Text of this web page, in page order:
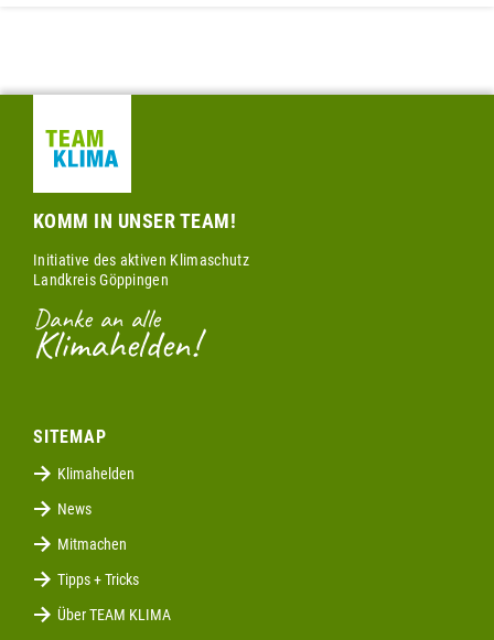
KOMM IN UNSER TEAM!
Initiative des aktiven Klimaschutz
Landkreis Göppingen
Danke an alle
Klimahelden!
SITEMAP
Klimahelden
News
Mitmachen
Tipps + Tricks
Über TEAM KLIMA